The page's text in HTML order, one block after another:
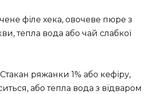
філе хека, овочеве пюре з
тепла вода або чай слабкої
Стакан ряжанки 1% або кефіру,
або тепла вода з відваром